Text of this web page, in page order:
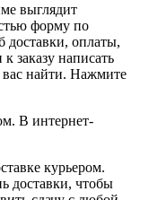
выглядит
форму по
доставки, оплаты,
заказу написать
найти. Нажмите
В интернет-
курьером.
доставки, чтобы